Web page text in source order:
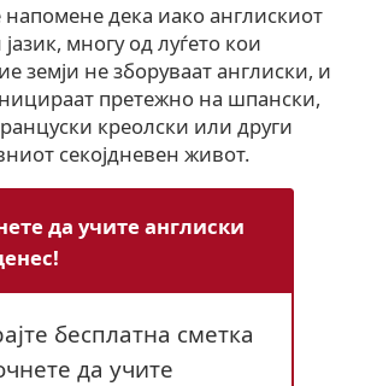
дека иако англискиот
многу од луѓето кои
земји не зборуваат англиски, и
претежно на шпански,
креолски или други
секојдневен живот.
да учите англиски
бесплатна сметка
да учите